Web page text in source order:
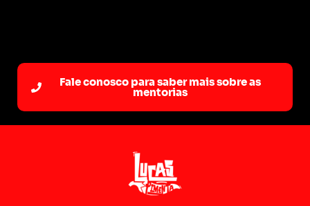
Fale conosco para saber mais sobre as
mentorias